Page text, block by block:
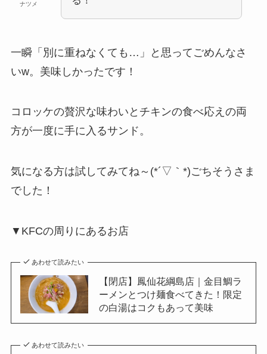
ナツメ
一瞬「別に重ねなくても…」と思ってごめんなさ
いw。美味しかったです！
コロッケの贅沢な味わいとチキンの食べ応えの両
方が一度に手に入るサンド。
気になる方は試してみてね～(*´▽｀*)ごちそうさま
でした！
▼KFCの周りにあるお店
あわせて読みたい
【閉店】鳳仙花綱島店｜金目鯛ラ
ーメンとつけ麺食べてきた！限定
の白湯はコクもあって美味
あわせて読みたい